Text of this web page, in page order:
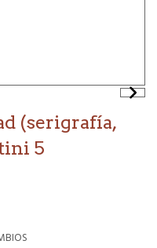
(serigrafía,
5